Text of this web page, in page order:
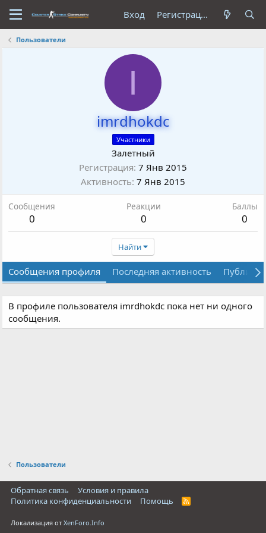
Вход Регистрация
Пользователи
I
imrdhokdc
Участники
Залетный
Регистрация 7 Янв 2015
Активность 7 Янв 2015
Сообщения
0
Реакции
0
Баллы
0
Найти
Сообщения профиля Последняя активность
В профиле пользователя imrdhokdc пока нет ни одного
сообщения.
Пользователи
Обратная связь
Условия и правила
Политика конфиденциальности
Помощь
R
Локализация отXenForo.Info